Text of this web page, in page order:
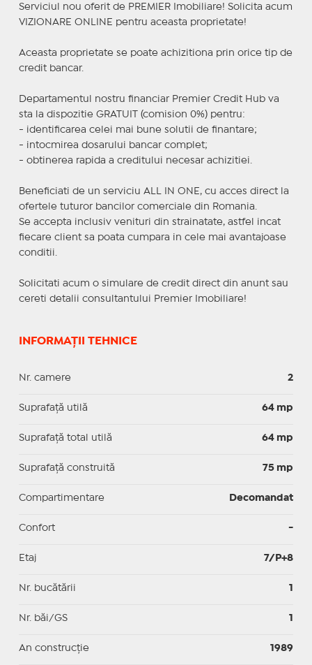
Serviciul nou oferit de PREMIER Imobiliare! Solicita acum
VIZIONARE ONLINE pentru aceasta proprietate!
Aceasta proprietate se poate achizitiona prin orice tip de
credit bancar.
Departamentul nostru financiar Premier Credit Hub va
sta la dispozitie GRATUIT (comision 0%) pentru:
- identificarea celei mai bune solutii de finantare;
- intocmirea dosarului bancar complet;
- obtinerea rapida a creditului necesar achizitiei.
Beneficiati de un serviciu ALL IN ONE, cu acces direct la
ofertele tuturor bancilor comerciale din Romania.
Se accepta inclusiv venituri din strainatate, astfel incat
fiecare client sa poata cumpara in cele mai avantajoase
conditii.
Solicitati acum o simulare de credit direct din anunt sau
cereti detalii consultantului Premier Imobiliare!
INFORMAȚII TEHNICE
Nr. camere 2
Suprafaţă utilă 64 mp
Suprafaţă total utilă 64 mp
Suprafaţă construită 75 mp
Compartimentare Decomandat
Confort -
Etaj 7/P+8
Nr. bucătării 1
Nr. băi/GS 1
An construcție 1989